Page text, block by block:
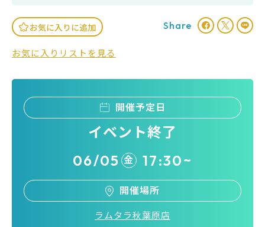
お気に入りに追加
お気に入りリストを見る
Share
開催予定日
イベント終了
06/05 金 17:30~
開催場所
ラムタラ秋葉原店